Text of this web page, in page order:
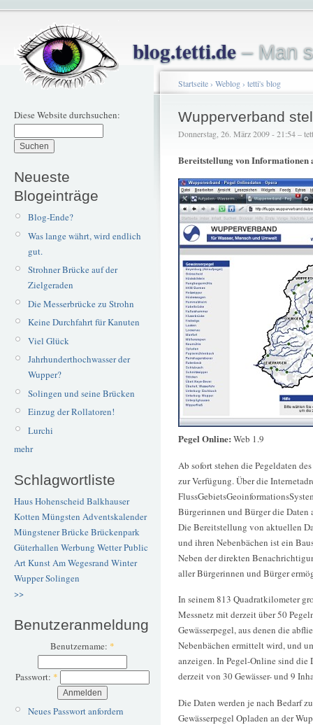
blog.tetti.de– Man
Diese Website durchsuchen:
Neueste
Blogeinträge
Blog-Ende?
Was lange währt, wird endlich
gut.
Strohner Brücke auf der
Zielgeraden
Die Messerbrücke zu Strohn
Keine Durchfahrt für Kanuten
Viel Glück
Jahrhunderthochwasser der
Wupper?
Solingen und seine Brücken
Einzug der Rollatoren!
Lurchi
mehr
Schlagwortliste
Haus Hohenscheid Balkhauser
Kotten Müngsten Adventskalender
Müngstener BrückeBrückenpark
Güterhallen Werbung WetterPublic
ArtKunstAm Wegesrand Winter
WupperSolingen
>>
Benutzeranmeldung
Benutzername: *
Passwort: *
Neues Passwort anfordern
Startseite› Weblog› tetti's blog
Wupperverband
Donnerstag, 26. März 2009 - 21:54 –
Bereitstellung von Informationen
Pegel Online: Web 1.9
Ab sofort stehen die Pegeldaten
zur Verfügung. Über die
Bürgerinnen und Bürger die
Die Bereitstellung von aktuellen
und ihren Nebenbächen ist ein
Neben der direkten
aller Bürgerinnen und Bürger
In seinem 813 Quadratkilometer
Messnetz mit derzeit über 50
Gewässerpegel, aus denen die
Nebenbächen ermittelt wird, und
anzeigen. In Pegel-Online sind die
derzeit von 30 Gewässer- und 9
Die Daten werden je nach Bedarf
Gewässerpegel Opladen an der